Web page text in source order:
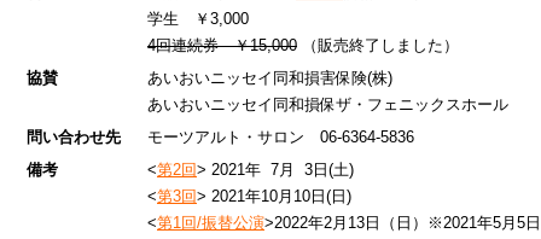
学生 ￥3,000
4回連続券 ￥15,000 （販売終了しました）
協賛
あいおいニッセイ同和損害保険(株)
あいおいニッセイ同和損保ザ・フェニックスホール
問い合わせ先
モーツアルト・サロン 06-6364-5836
備考
<第2回> 2021年 7月 3日(土)
<第3回> 2021年10月10日(日)
<第1回/振替公演>2022年2月13日（日）※2021年5月5